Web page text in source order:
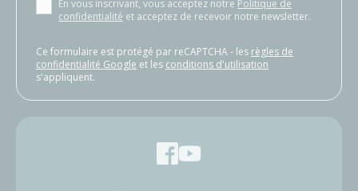
En vous inscrivant, vous acceptez notre Politique de
confidentialité et acceptez de recevoir notre newsletter.
Ce formulaire est protégé par reCAPTCHA - les règles de
confidentialité Google et les conditions d'utilisation
s'appliquent.